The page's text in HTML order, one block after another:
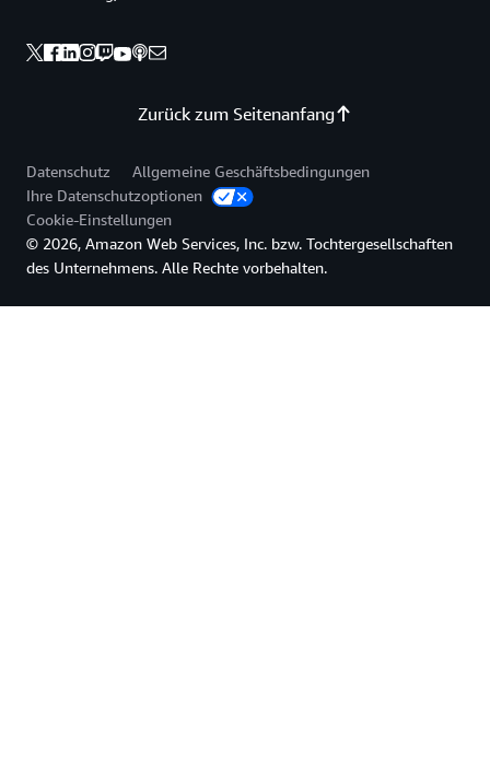
Zurück zum Seitenanfang
Datenschutz
Allgemeine Geschäftsbedingungen
Ihre Datenschutzoptionen
Cookie-Einstellungen
© 2026, Amazon Web Services, Inc. bzw. Tochtergesellschaften
des Unternehmens. Alle Rechte vorbehalten.